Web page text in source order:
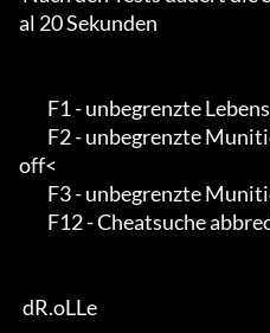
al 20 Sekunden
off<